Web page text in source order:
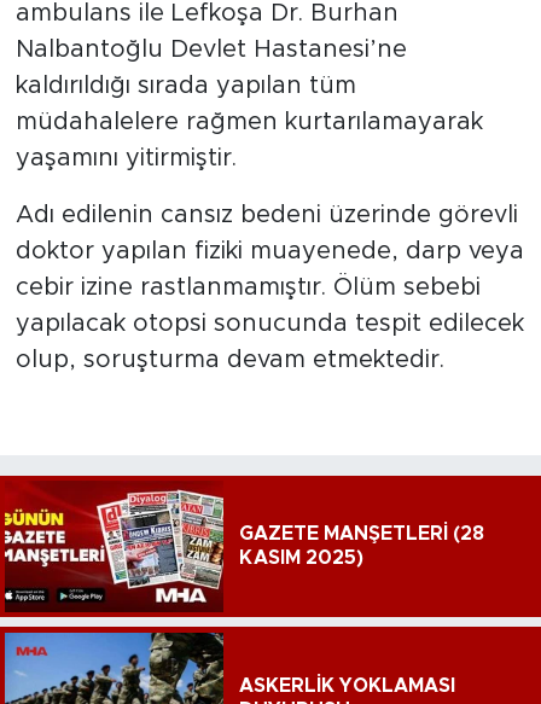
ambulans ile Lefkoşa Dr. Burhan
Nalbantoğlu Devlet Hastanesi’ne
kaldırıldığı sırada yapılan tüm
müdahalelere rağmen kurtarılamayarak
yaşamını yitirmiştir.
Adı edilenin cansız bedeni üzerinde görevli
doktor yapılan fiziki muayenede, darp veya
cebir izine rastlanmamıştır. Ölüm sebebi
yapılacak otopsi sonucunda tespit edilecek
olup, soruşturma devam etmektedir.
GAZETE MANŞETLERİ (28
KASIM 2025)
ASKERLİK YOKLAMASI